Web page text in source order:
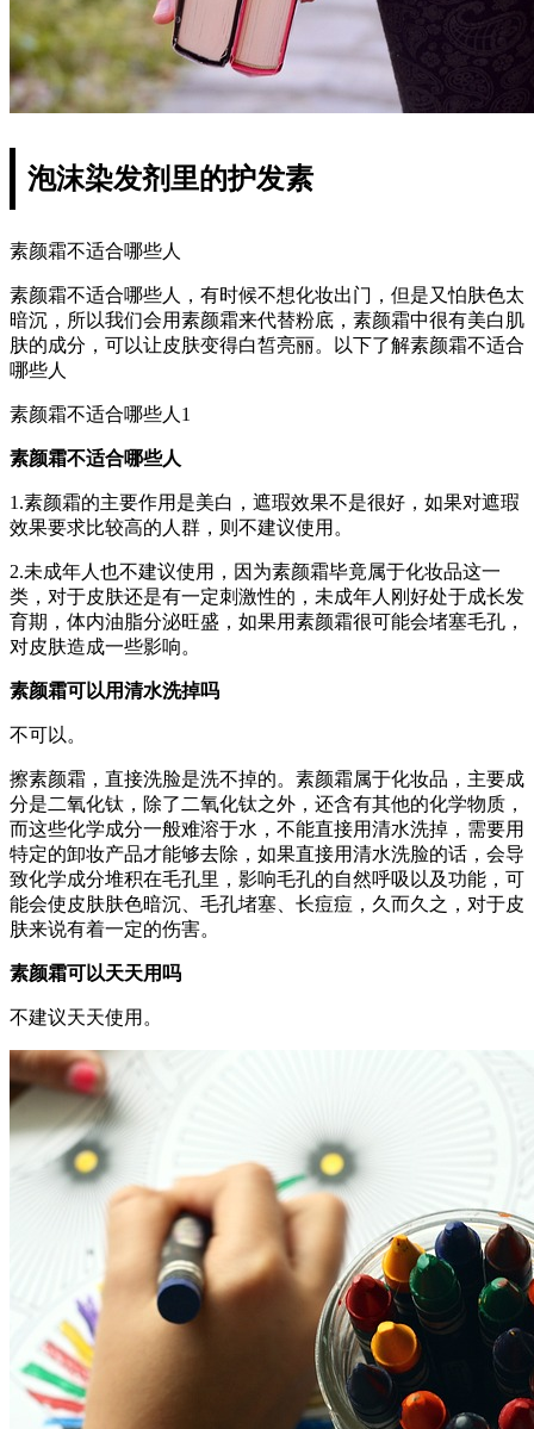
泡沫染发剂里的护发素
素颜霜不适合哪些人
素颜霜不适合哪些人，有时候不想化妆出门，但是又怕肤色太
暗沉，所以我们会用素颜霜来代替粉底，素颜霜中很有美白肌
肤的成分，可以让皮肤变得白皙亮丽。以下了解素颜霜不适合
哪些人
素颜霜不适合哪些人1
素颜霜不适合哪些人
1.素颜霜的主要作用是美白，遮瑕效果不是很好，如果对遮瑕
效果要求比较高的人群，则不建议使用。
2.未成年人也不建议使用，因为素颜霜毕竟属于化妆品这一
类，对于皮肤还是有一定刺激性的，未成年人刚好处于成长发
育期，体内油脂分泌旺盛，如果用素颜霜很可能会堵塞毛孔，
对皮肤造成一些影响。
素颜霜可以用清水洗掉吗
不可以。
擦素颜霜，直接洗脸是洗不掉的。素颜霜属于化妆品，主要成
分是二氧化钛，除了二氧化钛之外，还含有其他的化学物质，
而这些化学成分一般难溶于水，不能直接用清水洗掉，需要用
特定的卸妆产品才能够去除，如果直接用清水洗脸的话，会导
致化学成分堆积在毛孔里，影响毛孔的自然呼吸以及功能，可
能会使皮肤肤色暗沉、毛孔堵塞、长痘痘，久而久之，对于皮
肤来说有着一定的伤害。
素颜霜可以天天用吗
不建议天天使用。